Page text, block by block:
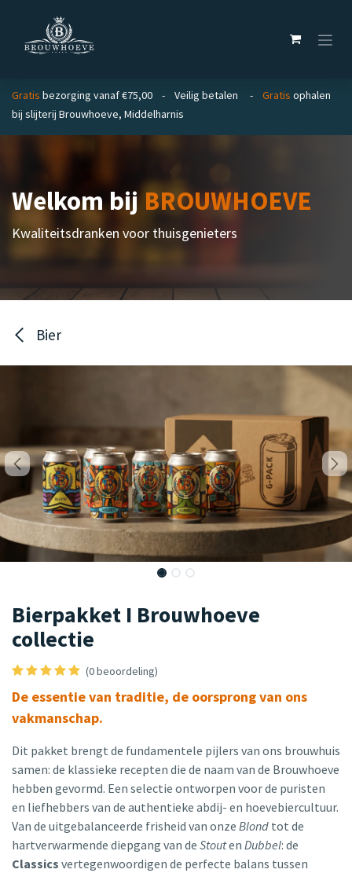
Gratis bezorging vanaf €75,00 - Veilig betalen - Gratis ophalen
bij slijterij Brouwhoeve, Middelharnis
Welkom bijBROUWHOEVE
Kwaliteitsdranken voor thuisgenieters
Bier
Bierpakket I Brouwhoeve
collectie
(0 beoordeling)
De essentie van traditie, de oorsprong van ons
vakmanschap.
Dit pakket brengt de fundamentele pijlers van ons brouwhuis
samen: de klassieke recepten die de naam van de Brouwhoeve
hebben gevormd. Een selectie ontworpen voor de puristen
en liefhebbers van de authentieke abdij- en hoevebiercultuur.
Van de uitgebalanceerde frisheid van onze Blond tot de
hartverwarmende diepgang van de Stouten Dubbel: de
Classics vertegenwoordigen de perfecte balans tussen